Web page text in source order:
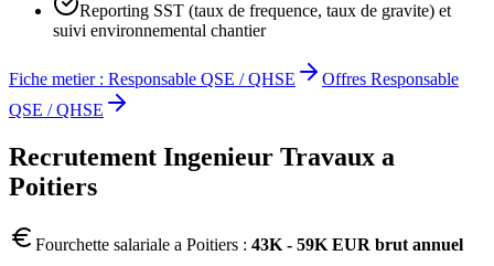
Reporting SST (taux de frequence, taux de gravite) et
suivi environnemental chantier
Fiche metier : Responsable QSE / QHSE Offres Responsable
QSE / QHSE
Recrutement Ingenieur Travaux a
Poitiers
Fourchette salariale a Poitiers : 43K - 59K EUR brut annuel